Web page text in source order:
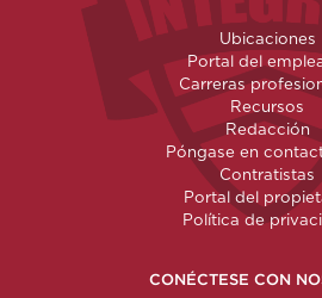
Ubicaciones
Portal del
Carreras
Recursos
Redacción
Póngase en
Contratistas
Portal del
Política de
CONÉCTESE CON